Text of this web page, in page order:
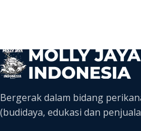
Bergerak dalam bidang
(budidaya, edukasi dan